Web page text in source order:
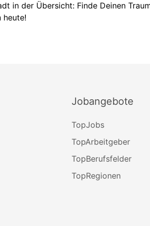
in der Übersicht: Finde Deinen
heute!
Jobangebote
TopJobs
TopArbeitgeber
TopBerufsfelder
TopRegionen